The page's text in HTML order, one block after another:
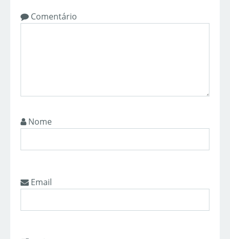
Comentário
Nome
Email